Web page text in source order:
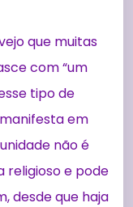
que muitas
com “um
tipo de
em
não é
religioso e pode
desde que haja